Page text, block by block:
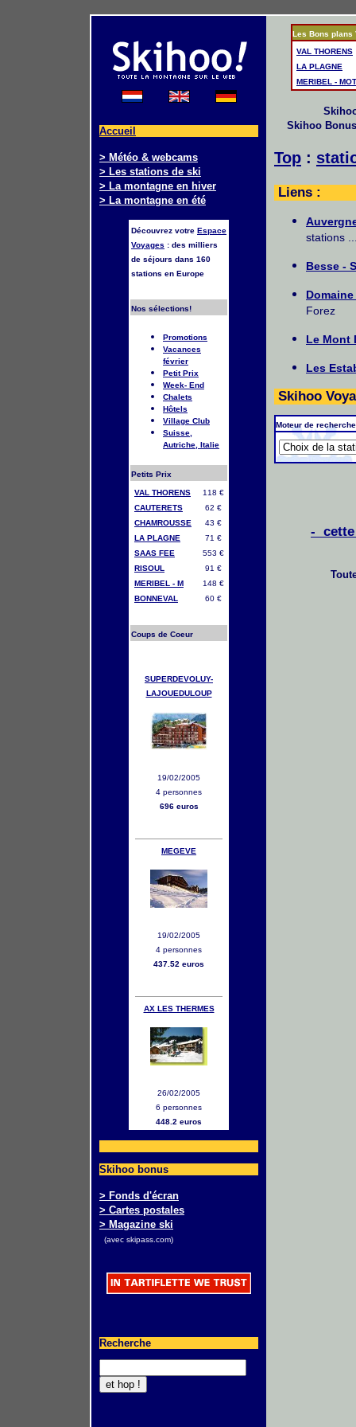
Accueil
> Météo & webcams
> Les stations de ski
> La montagne en hiver
> La montagne en été
Découvrez votre Espace
Voyages : des milliers
de séjours dans 160
stations en Europe
Nos sélections!
Promotions
Vacances
février
Petit Prix
Week- End
Chalets
Hôtels
Village Club
Suisse,
Autriche, Italie
Petits Prix
VAL THORENS
118 €
CAUTERETS
62 €
CHAMROUSSE
43 €
LA PLAGNE
71 €
SAAS FEE
553 €
RISOUL
91 €
MERIBEL - M
148 €
BONNEVAL
60 €
Coups de Coeur
SUPERDEVOLUY-
LAJOUEDULOUP
19/02/2005
4 personnes
696 euros
MEGEVE
19/02/2005
4 personnes
437.52 euros
AX LES THERMES
26/02/2005
6 personnes
448.2 euros
Skihoo bonus
> Fonds d'écran
> Cartes postales
> Magazine ski
(avec skipass.com)
Recherche
Les Bons plans
VAL THORENS
LA PLAGNE
MERIBEL -
Skihoo Bonus
Top :
Liens :
stations
Besse -
Forez
Le Mont
Les
Skihoo
Moteur de recherche
- cette